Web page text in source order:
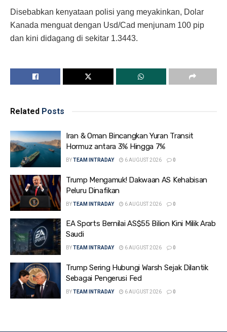
Disebabkan kenyataan polisi yang meyakinkan, Dolar
Kanada menguat dengan Usd/Cad menjunam 100 pip
dan kini didagang di sekitar 1.3443.
Related Posts
Iran & Oman Bincangkan Yuran Transit
Hormuz antara 3% Hingga 7%
BYTEAM INTRADAY 6 AUGUST 2026 0
Trump Mengamuk! Dakwaan AS Kehabisan
Peluru Dinafikan
BYTEAM INTRADAY 6 AUGUST 2026 0
EA Sports Bernilai AS$55 Bilion Kini Milik Arab
Saudi
BYTEAM INTRADAY 6 AUGUST 2026 0
Trump Sering Hubungi Warsh Sejak Dilantik
Sebagai Pengerusi Fed
BYTEAM INTRADAY 6 AUGUST 2026 0